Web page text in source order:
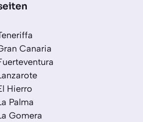
Canaria
Hierro
Palma
Gomera